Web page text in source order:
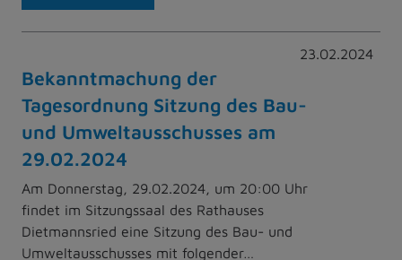
23.02.2024
Bekanntmachung der
Tagesordnung Sitzung des Bau-
und Umweltausschusses am
29.02.2024
Am Donnerstag, 29.02.2024, um 20:00 Uhr
findet im Sitzungssaal des Rathauses
Dietmannsried eine Sitzung des Bau- und
Umweltausschusses mit folgender…